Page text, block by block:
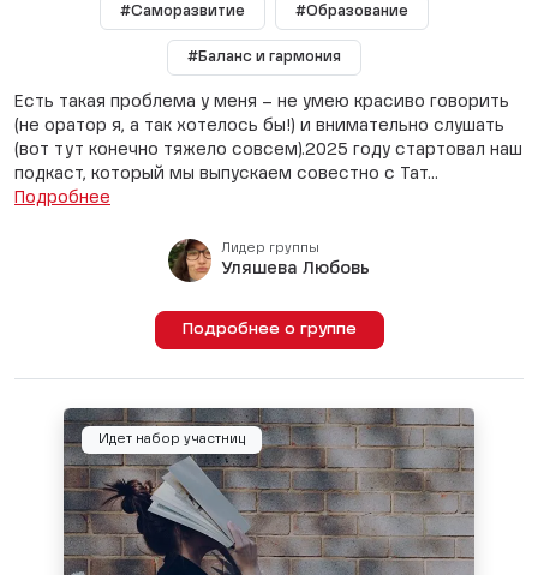
#Саморазвитие #Образование
#Баланс и гармония
Есть такая проблема у меня – не умею красиво говорить
(не оратор я, а так хотелось бы!) и внимательно слушать
(вот тут конечно тяжело совсем).2025 году стартовал наш
подкаст, который мы выпускаем совестно с Тат...
Подробнее
Лидер группы
Уляшева Любовь
Подробнее о группе
Идет набор участниц